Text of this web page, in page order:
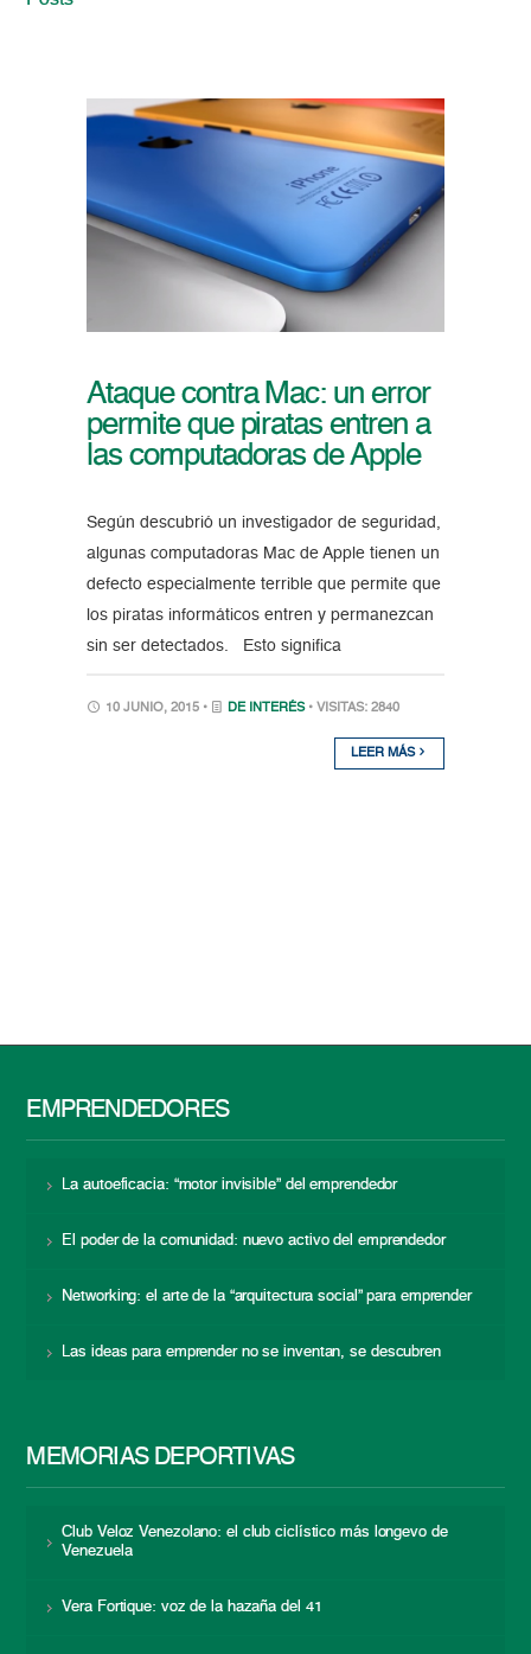
Ataque contra Mac: un error
permite que piratas entren a
las computadoras de Apple
Según descubrió un investigador de seguridad,
algunas computadoras Mac de Apple tienen un
defecto especialmente terrible que permite que
los piratas informáticos entren y permanezcan
sin ser detectados. Esto significa
10 JUNIO, 2015 • DE INTERÉS • VISITAS: 2840
LEER MÁS
EMPRENDEDORES
La autoeficacia: “motor invisible” del emprendedor
El poder de la comunidad: nuevo activo del emprendedor
Networking: el arte de la “arquitectura social” para emprender
Las ideas para emprender no se inventan, se descubren
MEMORIAS DEPORTIVAS
Club Veloz Venezolano: el club ciclístico más longevo de
Venezuela
Vera Fortique: voz de la hazaña del 41